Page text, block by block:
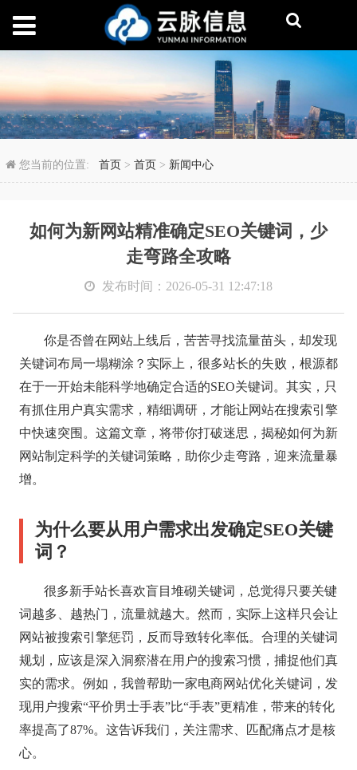
如何为新网站精准确定
您当前的位置:首页 >首页 > 新闻中心
如何为新网站精准确定SEO关键词，少
走弯路全攻略
发布时间：2026-05-31 12:47:18
你是否曾在网站上线后，苦苦寻找流量苗头，却发现
关键词布局一塌糊涂？实际上，很多站长的失败，根源都
在于一开始未能科学地确定合适的SEO关键词。其实，只
有抓住用户真实需求，精细调研，才能让网站在搜索引擎
中快速突围。这篇文章，将带你打破迷思，揭秘如何为新
网站制定科学的关键词策略，助你少走弯路，迎来流量暴
增。
为什么要从用户需求出发确定SEO关键
词？
很多新手站长喜欢盲目堆砌关键词，总觉得只要关键
词越多、越热门，流量就越大。然而，实际上这样只会让
网站被搜索引擎惩罚，反而导致转化率低。合理的关键词
规划，应该是深入洞察潜在用户的搜索习惯，捕捉他们真
实的需求。例如，我曾帮助一家电商网站优化关键词，发
现用户搜索“平价男士手表”比“手表”更精准，带来的转化
率提高了87%。这告诉我们，关注需求、匹配痛点才是核
心。